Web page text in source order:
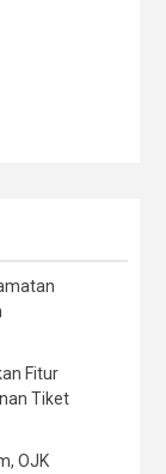
Fitur
Tiket
OJK